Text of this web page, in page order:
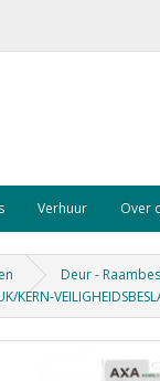
Verhuur Over
Deur -
KERN-